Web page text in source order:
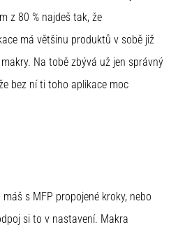
z 80 % najdeš tak, že
má většinu produktů v sobě již
Na tobě zbývá už jen správný
bez ní ti toho aplikace moc
s MFP propojené kroky, nebo
si to v nastavení. Makra